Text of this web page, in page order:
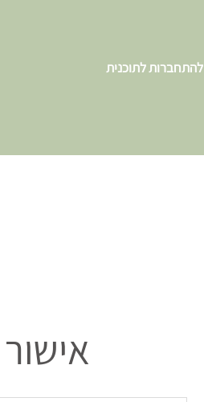
להתחברות לתוכנית